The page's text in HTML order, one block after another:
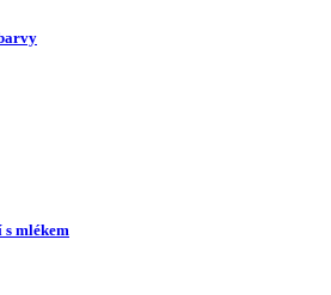
mlékem